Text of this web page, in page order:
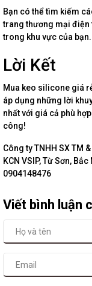
Bạn có thể tìm kiếm
trang thương mại điện
trong khu vực của bạn.
Lời Kết
Mua keo silicone giá
áp dụng những lời
nhất với giá cả phù
công!
Công ty TNHH SX TM
KCN VSIP, Từ Sơn,
0904148476
Viết bình luận